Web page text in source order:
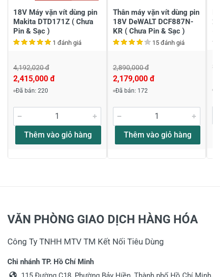
29/11/2022
tuấn
tuấn
có dùng dc pin ngoài ko phải của hãng dc ko
shop...............................?
Chào anh, đối với những thiết bị dùng pin
phải cùng hãng và mức điện áp mới dùng
chung pin sạc được với nhau anh nhé Xin
thông tin đến anh
Pin của makita
Em có pin14,4v lắp vào máy có dùng được không
ạ? Mong ad trả lời cho em ạ....!
Thân chào anh Nguyễn Quân là dòng máy
18V Máy vặn vít dùng pin
Makita DTD171Z ( Chưa
Pin & Sạc )
1 đánh giá
4,192,020 đ
2,415,000 đ
Đã bán: 220
Thêm vào giỏ hàng
Thân máy vặn vít dùng pin
18V DeWALT DCF887N-
KR ( Chưa Pin & Sạc )
15 đánh giá
2,890,000 đ
2,179,000 đ
Đã bán: 172
Thêm vào giỏ hàng
VĂN PHÒNG GIAO DỊCH HÀNG HÓA
Công Ty TNHH MTV TM Kết Nối Tiêu Dùng
Chi nhánh TP. Hồ Chí Minh